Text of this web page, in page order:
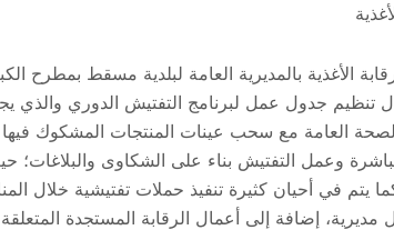
الأغذية بالمديرية العامة لبلدية مسقط بمطرح
تنظيم جدول عمل لبرنامج التفتيش الدوري والذي
العامة مع سحب عينات المنتجات المشكوك
وعمل التفتيش بناء على الشكاوى
كما يتم في أحيان كثيرة تنفيذ حملات تفتيشية خلال
إضافة إلى أعمال الرقابة المستجدة